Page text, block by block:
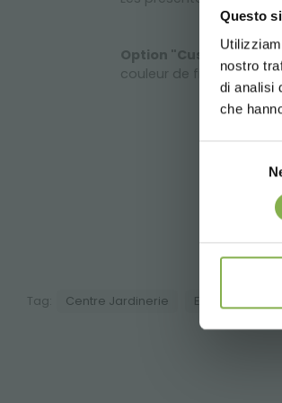
Questo
nostro
di analisi
che
Option "Custom":
couleur de finition
Tag: Centre Jardinerie Equipement